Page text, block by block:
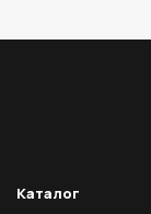
Каталог